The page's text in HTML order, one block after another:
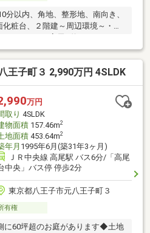
分以内、角地、整形地、南向き、
粧台、２階建～周辺環境～・エ
医院…約900ｍ・城山小学校…約
ｍ・城山保育園…約1，100ｍ・
王子町３ 2,990万円 4SLDK
万円
取り 4SLDK
物面積157.46m2
地面積453.64m2
年月 1995年6月(築31年3ヶ月)
ＪＲ中央線 高尾駅 バス6分/「高尾
中央」バス停 停歩2分
東京都八王子市元八王子町３
有権
60坪超のお庭があります◆土地